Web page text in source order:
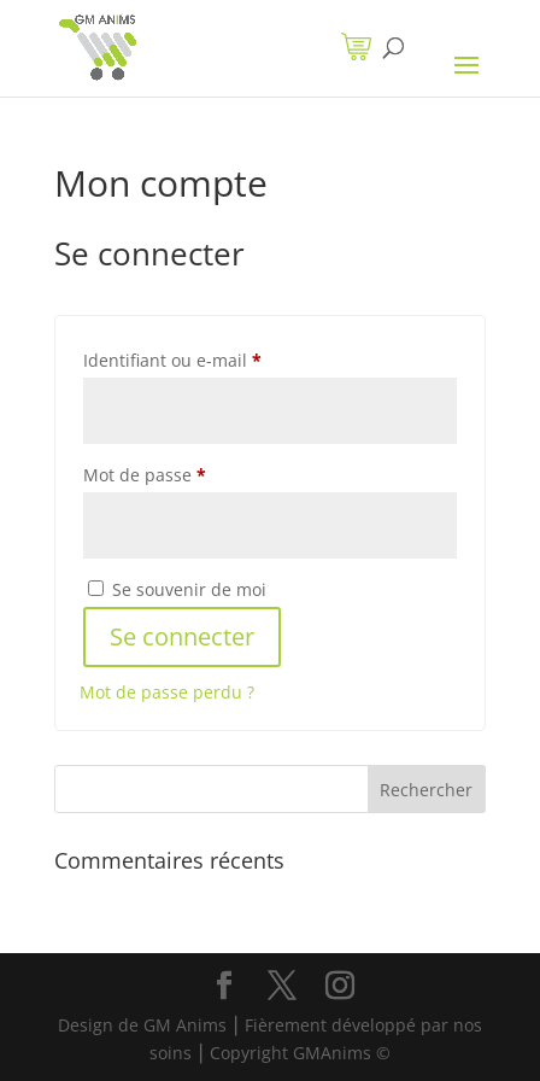
Mon compte
Se connecter
Identifiant ou e-mail *
Mot de passe *
Se souvenir de moi
Se connecter
Mot de passe perdu ?
Commentaires récents
Design de GM Anims ⎮ Fièrement développé par nos
soins ⎮ Copyright GMAnims ©